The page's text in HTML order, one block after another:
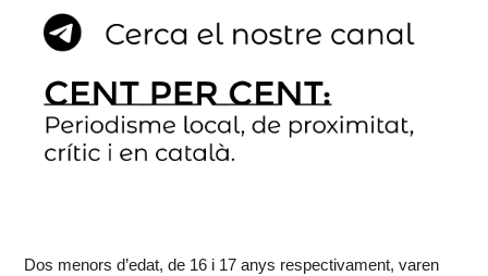
Dos menors d’edat, de 16 i 17 anys respectivament, varen